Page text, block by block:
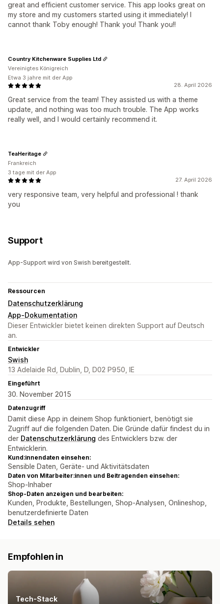
great and efficient customer service. This app looks great on
my store and my customers started using it immediately! I
cannot thank Toby enough! Thank you! Thank you!!
28. April 2026
Great service from the team! They assisted us with a theme
update, and nothing was too much trouble. The App works
really well, and I would certainly recommend it.
Country Kitchenware Supplies Ltd
Vereinigtes Königreich
Etwa 3 jahre mit der App
27. April 2026
very responsive team, very helpful and professional ! thank
you
TeaHeritage
Frankreich
3 tage mit der App
Support
App-Support wird von Swish bereitgestellt.
Ressourcen
Datenschutzerklärung
App-Dokumentation
Dieser Entwickler bietet keinen direkten Support auf Deutsch
an.
Entwickler
Swish
13 Adelaide Rd, Dublin, D, D02 P950, IE
Eingeführt
30. November 2015
Datenzugriff
Damit diese App in deinem Shop funktioniert, benötigt sie
Zugriff auf die folgenden Daten. Die Gründe dafür findest du in
der Datenschutzerklärung des Entwicklers bzw. der
Entwicklerin.
Kund:innendaten einsehen:
Sensible Daten, Geräte- und Aktivitätsdaten
Daten von Mitarbeiter:innen und Beitragenden einsehen:
Shop-Inhaber
Shop-Daten anzeigen und bearbeiten:
Kunden, Produkte, Bestellungen, Shop-Analysen, Onlineshop,
benutzerdefinierte Daten
Details sehen
Empfohlen in
Tech-Stack